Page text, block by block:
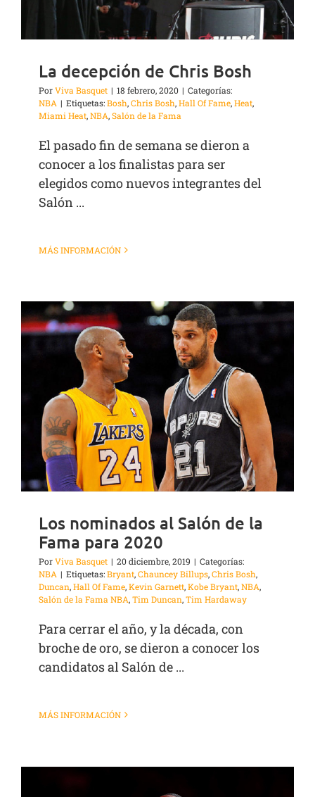
La decepción de Chris Bosh
PorViva Basquet | 18 febrero, 2020 | Categorías:
NBA | Etiquetas:Bosh,Chris Bosh,Hall Of Fame,Heat,
Miami Heat,NBA,Salón de la Fama
El pasado fin de semana se dieron a
conocer a los finalistas para ser
elegidos como nuevos integrantes del
Salón ...
MÁS INFORMACIÓN
Los nominados al Salón de la
Fama para 2020
PorViva Basquet | 20 diciembre, 2019 | Categorías:
NBA | Etiquetas:Bryant,Chauncey Billups,Chris Bosh,
Duncan,Hall Of Fame,Kevin Garnett,Kobe Bryant,NBA,
Salón de la Fama NBA,Tim Duncan,Tim Hardaway
Para cerrar el año, y la década, con
broche de oro, se dieron a conocer los
candidatos al Salón de ...
MÁS INFORMACIÓN